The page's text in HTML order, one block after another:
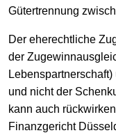
Gütertrennung
Der eherechtliche
der
und nicht der
kann auch
Finanzgericht